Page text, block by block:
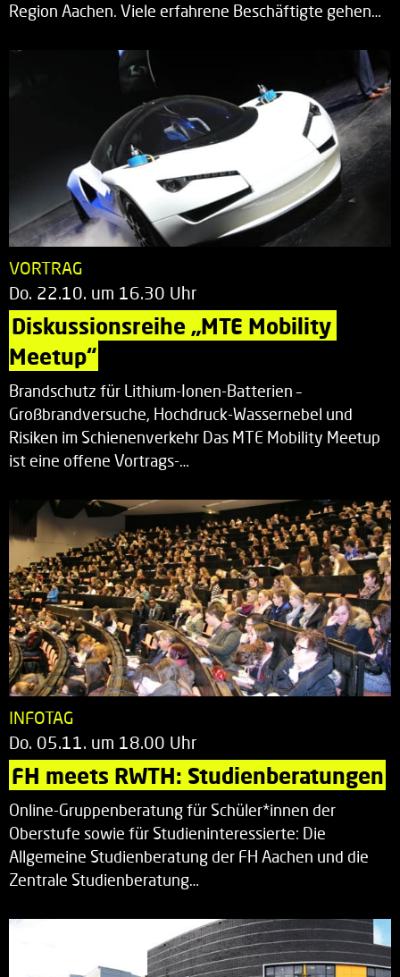
Region Aachen. Viele erfahrene Beschäftigte gehen…
VORTRAG
Do. 22.10. um 16.30 Uhr
Diskussionsreihe „MTE Mobility
Meetup“
Brandschutz für Lithium-Ionen-Batterien –
Großbrandversuche, Hochdruck-Wassernebel und
Risiken im Schienenverkehr Das MTE Mobility Meetup
ist eine offene Vortrags-…
INFOTAG
Do. 05.11. um 18.00 Uhr
FH meets RWTH: Studienberatungen
Online-Gruppenberatung für Schüler*innen der
Oberstufe sowie für Studieninteressierte: Die
Allgemeine Studienberatung der FH Aachen und die
Zentrale Studienberatung…